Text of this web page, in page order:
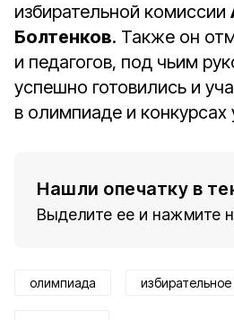
избирательной комиссии
Болтенков. Также он
и педагогов, под чьим
успешно готовились и
в олимпиаде и конкурсах
Нашли опечатку в
Выделите ее и нажмите
олимпиада избирательное